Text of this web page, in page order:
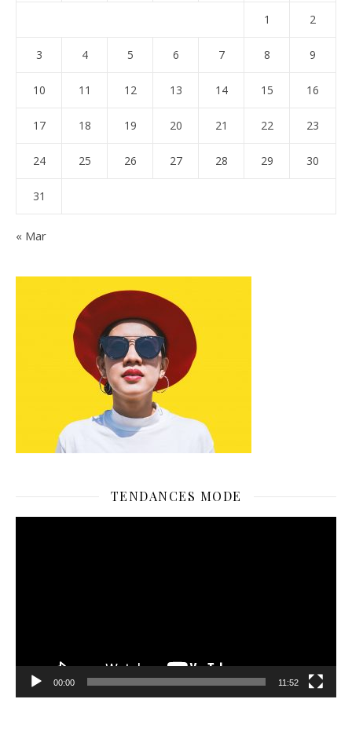
1 2
3 4 5 6 7 8 9
10 11 12 13 14 15 16
17 18 19 20 21 22 23
24 25 26 27 28 29 30
31
« Mar
TENDANCES MODE
00:00 11:52